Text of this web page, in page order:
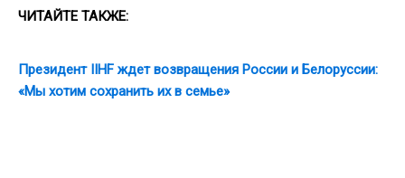
ЧИТАЙТЕ ТАКЖЕ:
Президент IIHF ждет возвращения России и Белоруссии:
«Мы хотим сохранить их в семье»